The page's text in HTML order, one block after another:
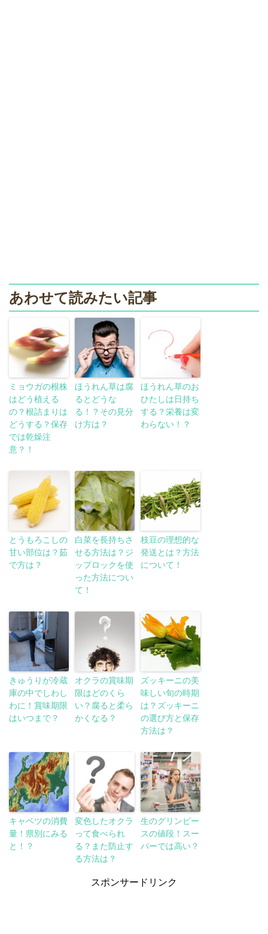
あわせて読みたい記事
ミョウガの根株
はどう植える
の？根詰まりは
どうする？保存
では乾燥注
意？！
ほうれん草は腐
るとどうな
る！？その見分
け方は？
ほうれん草のお
ひたしは日持ち
する？栄養は変
わらない！？
とうもろこしの
甘い部位は？茹
で方は？
白菜を長持ちさ
せる方法は？ジ
ップロックを使
った方法につい
て！
枝豆の理想的な
発送とは？方法
について！
きゅうりが冷蔵
庫の中でしわし
わに！賞味期限
はいつまで？
オクラの賞味期
限はどのくら
い？腐ると柔ら
かくなる？
ズッキーニの美
味しい旬の時期
は？ズッキーニ
の選び方と保存
方法は？
キャベツの消費
量！県別にみる
と！？
変色したオクラ
って食べられ
る？また防止す
る方法は？
生のグリンピー
スの値段！スー
パーでは高い？
スポンサードリンク